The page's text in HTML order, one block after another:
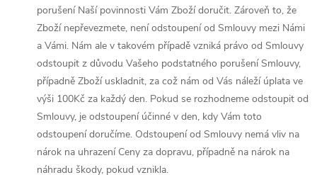
porušení Naší povinnosti Vám Zboží doručit. Zároveň to, že
Zboží nepřevezmete, není odstoupení od Smlouvy mezi Námi
a Vámi. Nám ale v takovém případě vzniká právo od Smlouvy
odstoupit z důvodu Vašeho podstatného porušení Smlouvy,
případně Zboží uskladnit, za což nám od Vás náleží úplata ve
výši 100Kč za každý den. Pokud se rozhodneme odstoupit od
Smlouvy, je odstoupení účinné v den, kdy Vám toto
odstoupení doručíme. Odstoupení od Smlouvy nemá vliv na
nárok na uhrazení Ceny za dopravu, případně na nárok na
náhradu škody, pokud vznikla.